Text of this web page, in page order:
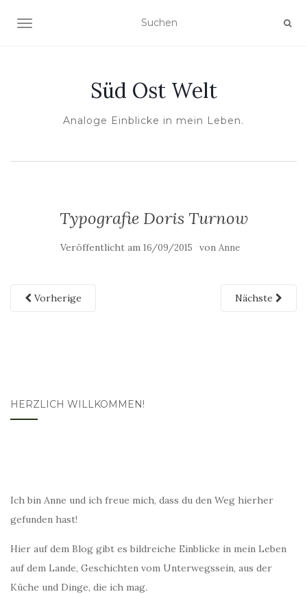
NAVIGATION UMSCHALTEN
Süd Ost Welt
Analoge Einblicke in mein Leben.
Typografie Doris Turnow
Veröffentlicht am 16/09/2015 von Anne
Vorherige Nächste
HERZLICH WILLKOMMEN!
Ich bin Anne und ich freue mich, dass du den Weg hierher
gefunden hast!
Hier auf dem Blog gibt es bildreiche Einblicke in mein Leben
auf dem Lande, Geschichten vom Unterwegssein, aus der
Küche und Dinge, die ich mag.